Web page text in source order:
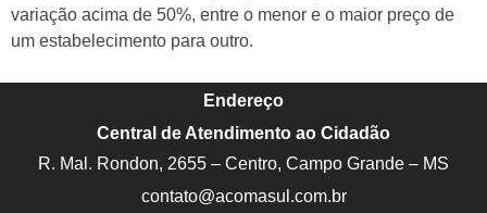
variação acima de 50%, entre o menor e o maior preço de
um estabelecimento para outro.
Endereço
Central de Atendimento ao Cidadão
R. Mal. Rondon, 2655 – Centro, Campo Grande – MS
contato@acomasul.com.br